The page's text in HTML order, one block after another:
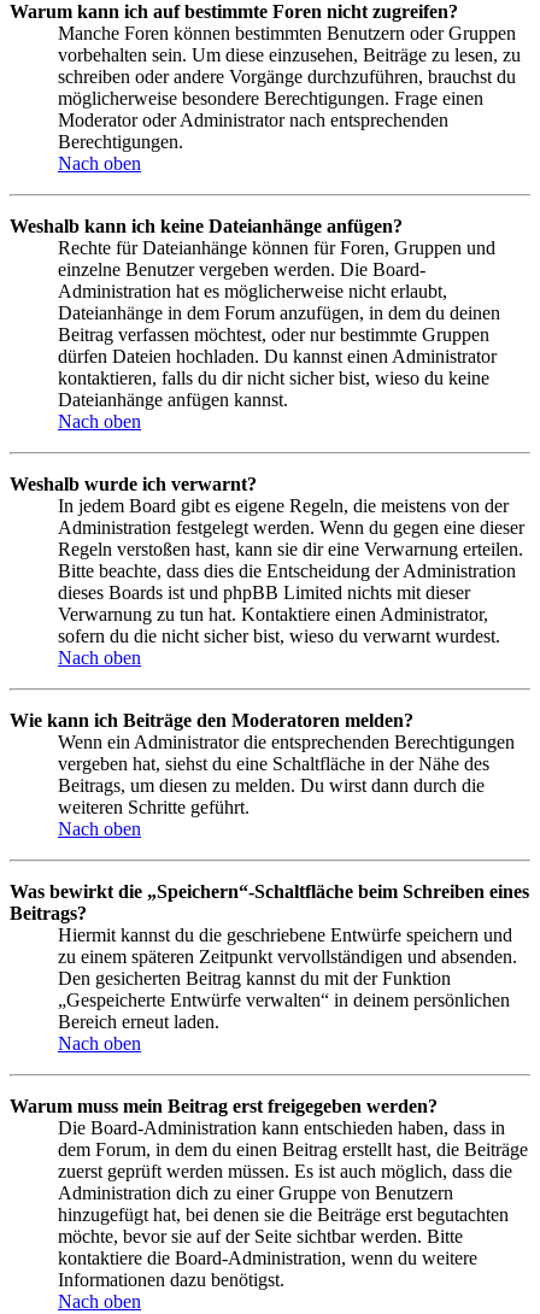
Warum kann ich auf bestimmte Foren nicht zugreifen?
Manche Foren können bestimmten Benutzern oder Gruppen
vorbehalten sein. Um diese einzusehen, Beiträge zu lesen, zu
schreiben oder andere Vorgänge durchzuführen, brauchst du
möglicherweise besondere Berechtigungen. Frage einen
Moderator oder Administrator nach entsprechenden
Berechtigungen.
Nach oben
Weshalb kann ich keine Dateianhänge anfügen?
Rechte für Dateianhänge können für Foren, Gruppen und
einzelne Benutzer vergeben werden. Die Board-
Administration hat es möglicherweise nicht erlaubt,
Dateianhänge in dem Forum anzufügen, in dem du deinen
Beitrag verfassen möchtest, oder nur bestimmte Gruppen
dürfen Dateien hochladen. Du kannst einen Administrator
kontaktieren, falls du dir nicht sicher bist, wieso du keine
Dateianhänge anfügen kannst.
Nach oben
Weshalb wurde ich verwarnt?
In jedem Board gibt es eigene Regeln, die meistens von der
Administration festgelegt werden. Wenn du gegen eine dieser
Regeln verstoßen hast, kann sie dir eine Verwarnung erteilen.
Bitte beachte, dass dies die Entscheidung der Administration
dieses Boards ist und phpBB Limited nichts mit dieser
Verwarnung zu tun hat. Kontaktiere einen Administrator,
sofern du die nicht sicher bist, wieso du verwarnt wurdest.
Nach oben
Wie kann ich Beiträge den Moderatoren melden?
Wenn ein Administrator die entsprechenden Berechtigungen
vergeben hat, siehst du eine Schaltfläche in der Nähe des
Beitrags, um diesen zu melden. Du wirst dann durch die
weiteren Schritte geführt.
Nach oben
Was bewirkt die „Speichern“-Schaltfläche beim Schreiben eines
Beitrags?
Hiermit kannst du die geschriebene Entwürfe speichern und
zu einem späteren Zeitpunkt vervollständigen und absenden.
Den gesicherten Beitrag kannst du mit der Funktion
„Gespeicherte Entwürfe verwalten“ in deinem persönlichen
Bereich erneut laden.
Nach oben
Warum muss mein Beitrag erst freigegeben werden?
Die Board-Administration kann entschieden haben, dass in
dem Forum, in dem du einen Beitrag erstellt hast, die Beiträge
zuerst geprüft werden müssen. Es ist auch möglich, dass die
Administration dich zu einer Gruppe von Benutzern
hinzugefügt hat, bei denen sie die Beiträge erst begutachten
möchte, bevor sie auf der Seite sichtbar werden. Bitte
kontaktiere die Board-Administration, wenn du weitere
Informationen dazu benötigst.
Nach oben